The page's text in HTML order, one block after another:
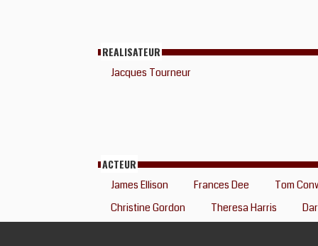
REALISATEUR
Jacques Tourneur
ACTEUR
James Ellison Frances Dee
Tom
Christine Gordon
Theresa Harris